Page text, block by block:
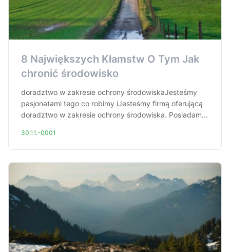
8 Największych Kłamstw O Tym Jak
chronić środowisko
doradztwo w zakresie ochrony środowiskaJesteśmy
pasjonatami tego co robimy iJesteśmy firmą oferującą
doradztwo w zakresie ochrony środowiska. Posiadam...
30.11.-0001